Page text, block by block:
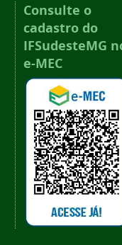
Consulte o
cadastro do
IFSudesteMG
e-MEC